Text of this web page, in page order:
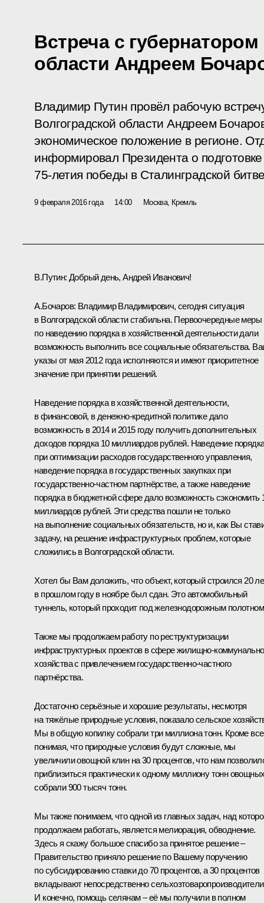
Встреча с
области Андреем
Владимир Путин провёл рабочую
Волгоградской области Андреем
экономическое положение в регионе.
информировал Президента о
75-летия победы в Сталинградской
9 февраля 2016 года 14:00 Москва, Кремль
В.Путин: Добрый день, Андрей Иванович!
А.Бочаров: Владимир Владимирович, сегодня ситуация
в Волгоградской области стабильна. Первоочередные меры
по наведению порядка в хозяйственной деятельности дали
возможность выполнить все социальные обязательства.
указы от мая 2012 года исполняются и имеют приоритетное
значение при принятии решений.
Наведение порядка в хозяйственной деятельности,
в финансовой, в денежно-кредитной политике дало
возможность в 2014 и 2015 году получить дополнительных
доходов порядка 10 миллиардов рублей. Наведение
при оптимизации расходов государственного управления,
наведение порядка в государственных закупках при
государственно-частном партнёрстве, а также наведение
порядка в бюджетной сфере дало возможность сэкономить
миллиардов рублей. Эти средства пошли не только
на выполнение социальных обязательств, но и, как Вы
задачу, на решение инфраструктурных проблем, которые
сложились в Волгоградской области.
Хотел бы Вам доложить, что объект, который строился 20
в прошлом году в ноябре был сдан. Это автомобильный
туннель, который проходит под железнодорожным
Также мы продолжаем работу по реструктуризации
инфраструктурных проектов в сфере жилищно-
хозяйства с привлечением государственно-частного
партнёрства.
Достаточно серьёзные и хорошие результаты, несмотря
на тяжёлые природные условия, показало сельское
Мы в общую копилку собрали три миллиона тонн. Кроме
понимая, что природные условия будут сложные, мы
увеличили овощной клин на 30 процентов, что нам
приблизиться практически к одному миллиону тонн
собрали 900 тысяч тонн.
Мы также понимаем, что одной из главных задач, над
продолжаем работать, является мелиорация, обводнение.
Здесь я скажу большое спасибо за принятое решение –
Правительство приняло решение по Вашему поручению
по субсидированию ставки до 70 процентов, а 30 процентов
вкладывают непосредственно
И конечно, помощь селянам – её мы получили в полном